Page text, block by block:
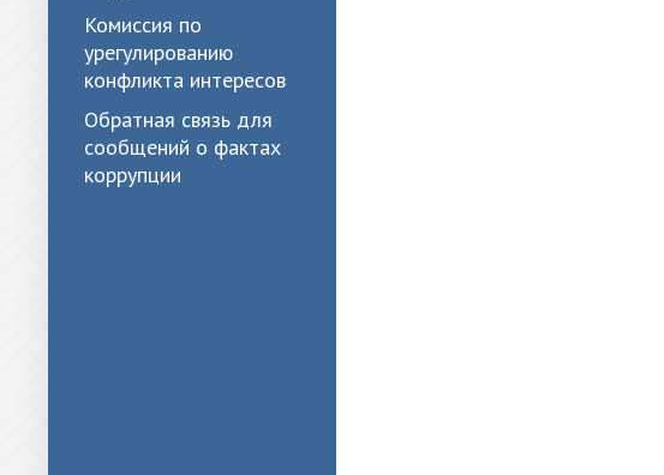
Комиссия по
урегулированию
конфликта интересов
Обратная связь для
сообщений о фактах
коррупции